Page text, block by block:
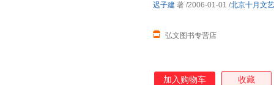
弘文图书专营店
迟子建 著 /2006-01-01 /北京十月文
加入购物车 收藏